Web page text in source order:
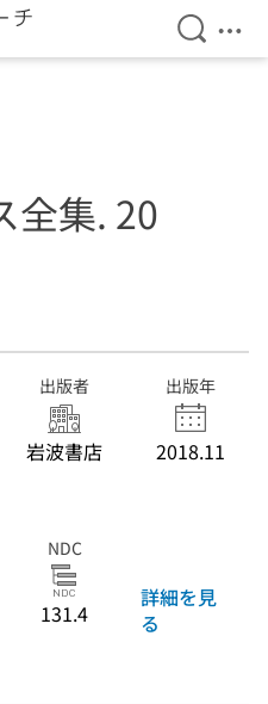
検索を
メ
全集. 20
出版者
岩波書店
出版年
2018.11
NDC
131.4
詳細を見
る